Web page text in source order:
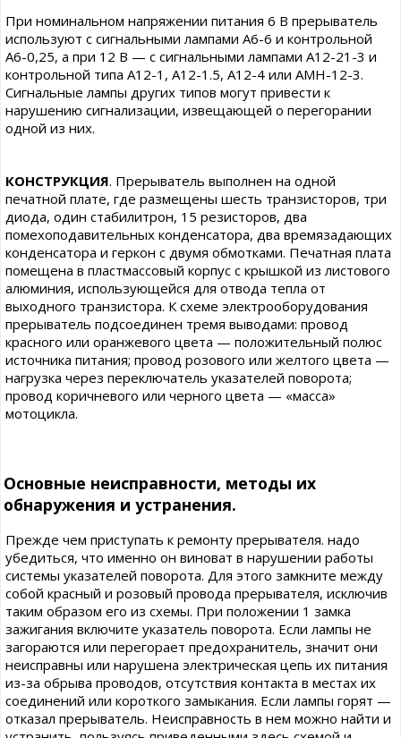
При номинальном напряжении питания 6 В прерыватель
используют с сигнальными лампами А6-6 и контрольной
А6-0,25, а при 12 В — с сигнальными лампами А12-21-3 и
контрольной типа А12-1, А12-1.5, А12-4 или АМН-12-3.
Сигнальные лампы других типов могут привести к
нарушению сигнализации, извещающей о перегорании
одной из них.
КОНСТРУКЦИЯ. Прерыватель выполнен на одной
печатной плате, где размещены шесть транзисторов, три
диода, один стабилитрон, 15 резисторов, два
помехоподавительных конденсатора, два времязадающих
конденсатора и геркон с двумя обмотками. Печатная плата
помещена в пластмассовый корпус с крышкой из листового
алюминия, использующейся для отвода тепла от
выходного транзистора. К схеме электрооборудования
прерыватель подсоединен тремя выводами: провод
красного или оранжевого цвета — положительный полюс
источника питания; провод розового или желтого цвета —
нагрузка через переключатель указателей поворота;
провод коричневого или черного цвета — «масса»
мотоцикла.
Основные неисправности, методы их
обнаружения и устранения.
Прежде чем приступать к ремонту прерывателя. надо
убедиться, что именно он виноват в нарушении работы
системы указателей поворота. Для этого замкните между
собой красный и розовый провода прерывателя, исключив
таким образом его из схемы. При положении 1 замка
зажигания включите указатель поворота. Если лампы не
загораются или перегорает предохранитель, значит они
неисправны или нарушена электрическая цепь их питания
из-за обрыва проводов, отсутствия контакта в местах их
соединений или короткого замыкания. Если лампы горят —
отказал прерыватель. Неисправность в нем можно найти и